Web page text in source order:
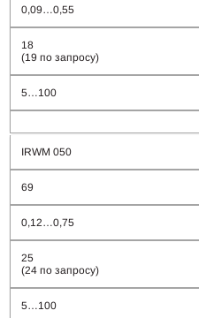
0,09…0,55
18
(19 по запросу)
5…100
IRWM 050
69
0,12…0,75
25
(24 по запросу)
5…100